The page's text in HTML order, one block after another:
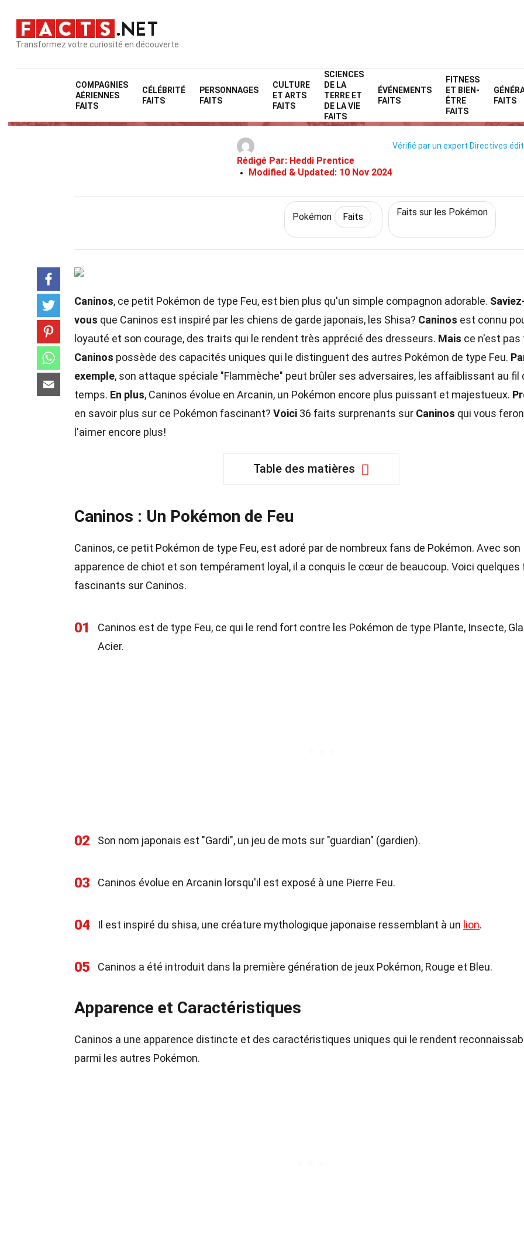
Transformez votre curiosité en découverte
COMPAGNIES
AÉRIENNES
FAITS
CÉLÉBRITÉ
FAITS
PERSONNAGES
FAITS
CULTURE
ET ARTS
FAITS
SCIENCES
DE LA
TERRE ET
DE LA VIE
FAITS
ÉVÉNEMENTS
FAITS
FITNESS
ET BIEN-
ÊTRE
FAITS
FAITS
Home Personnages PokémonFaits
36 Faits Sur Caninos
Rédigé Par: Heddi Prentice
Modified & Updated: 10 Nov 2024
Vérifié par un expert Directives
Pokémon Faits Faits sur les Pokémon
Caninos, ce petit Pokémon de type Feu, est bien plus qu'un simple compagnon adorable.
vous que Caninos est inspiré par les chiens de garde japonais, les Shisa? Caninos est connu
loyauté et son courage, des traits qui le rendent très apprécié des dresseurs. Mais ce n'est
Caninos possède des capacités uniques qui le distinguent des autres Pokémon de type Feu.
exemple, son attaque spéciale "Flammèche" peut brûler ses adversaires, les affaiblissant au fil
temps. En plus, Caninos évolue en Arcanin, un Pokémon encore plus puissant et majestueux.
en savoir plus sur ce Pokémon fascinant? Voici 36 faits surprenants sur Caninos qui vous
l'aimer encore plus!
Table des matières
Caninos : Un Pokémon de Feu
Caninos, ce petit Pokémon de type Feu, est adoré par de nombreux fans de Pokémon. Avec son
apparence de chiot et son tempérament loyal, il a conquis le cœur de beaucoup. Voici
fascinants sur Caninos.
01
Caninos est de type Feu, ce qui le rend fort contre les Pokémon de type Plante, Insecte,
Acier.
02 Son nom japonais est "Gardi", un jeu de mots sur "guardian" (gardien).
03 Caninos évolue en Arcanin lorsqu'il est exposé à une Pierre Feu.
04 Il est inspiré du shisa, une créature mythologique japonaise ressemblant à un lion.
05 Caninos a été introduit dans la première génération de jeux Pokémon, Rouge et Bleu.
Apparence et Caractéristiques
Caninos a une apparence distincte et des caractéristiques uniques qui le rendent
parmi les autres Pokémon.